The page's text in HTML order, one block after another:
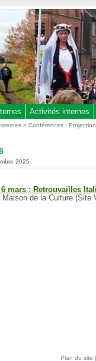
Activités internes
>Conférences -
2025
mars : Retrouvailles
Maison de la Culture (Site
Plan du site